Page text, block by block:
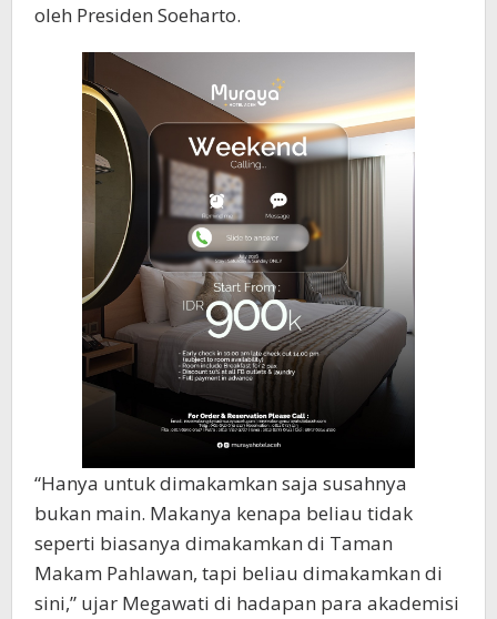
oleh Presiden Soeharto.
“Hanya untuk dimakamkan saja susahnya
bukan main. Makanya kenapa beliau tidak
seperti biasanya dimakamkan di Taman
Makam Pahlawan, tapi beliau dimakamkan di
sini,” ujar Megawati di hadapan para akademisi